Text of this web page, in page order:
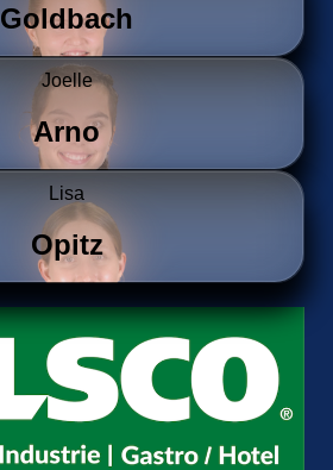
Goldbach
Joelle
Arno
Lisa
Opitz